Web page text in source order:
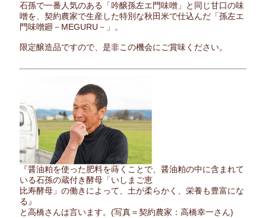
石孫で一番人気のある「吟醸孫左エ門味噌」と同じ甘口の味
噌を、契約農家で生産した特別な秋田米で仕込んだ「孫左エ
門味噌廻－MEGURU－」。
限定醸造品ですので、是非この機会にご賞味ください。
『醤油粕を使った肥料を蒔くことで、醤油粕の中に含まれて
いる石孫の蔵付き酵母「いしまご恵
比寿酵母」の働きによって、土が柔らかく、栄養も豊富にな
る』
と高橋さんは言います。(写真＝契約農家：高橋幸一さん)